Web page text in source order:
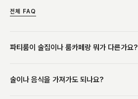
전체 FAQ
파티룸이 술집이나 룸카페랑 뭐가 다른가요?
술이나 음식을 가져가도 되나요?